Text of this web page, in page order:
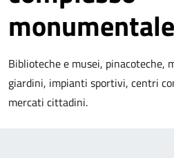
monumentale
Biblioteche e musei, pinacoteche,
giardini, impianti sportivi, centri
mercati cittadini.